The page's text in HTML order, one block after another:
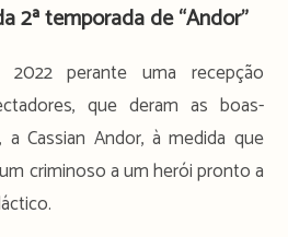
2ª temporada de “Andor”
2022 perante uma recepção
que deram as boas-
Cassian Andor, à medida que
criminoso a um herói pronto a